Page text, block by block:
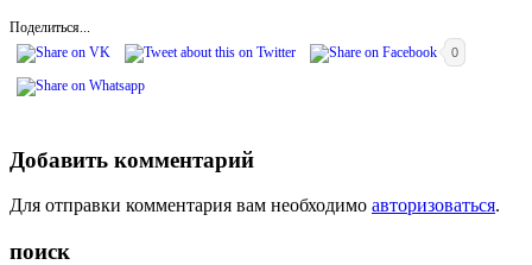
Поделиться...
0
Добавить комментарий
Для отправки комментария вам необходимо авторизоваться.
поиск